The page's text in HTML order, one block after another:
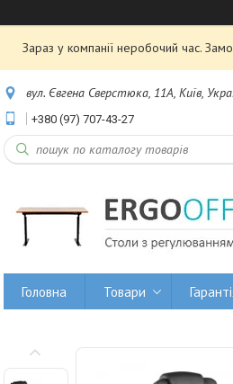
Зараз у компанії неробочий час.
вул. Євгена Сверстюка, 11А, Київ,
+380 (97) 707-43-27
Головна Товари